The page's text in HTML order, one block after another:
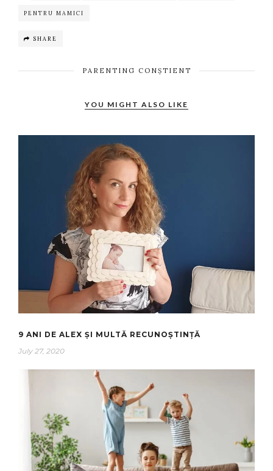
PENTRU MAMICI
SHARE
PARENTING CONȘTIENT
YOU MIGHT ALSO LIKE
9 ANI DE ALEX ȘI MULTĂ RECUNOȘTINȚĂ
July 27, 2020